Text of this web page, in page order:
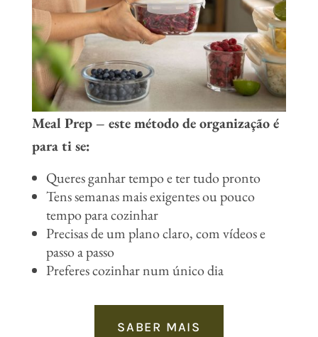
Meal Prep – este método de organização é
para ti se:
Queres ganhar tempo e ter tudo pronto
Tens semanas mais exigentes ou pouco
tempo para cozinhar
Precisas de um plano claro, com vídeos e
passo a passo
Preferes cozinhar num único dia
SABER MAIS